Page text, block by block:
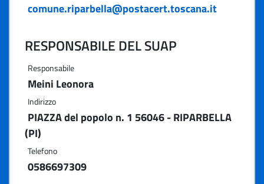
comune.riparbella@postacert.toscana.it
RESPONSABILE DEL SUAP
Responsabile
Meini Leonora
Indirizzo
PIAZZA del popolo n. 1 56046 - RIPARBELLA
(PI)
Telefono
0586697309